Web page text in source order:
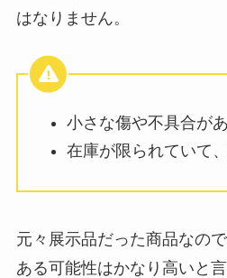
はなりません。
小さな傷や不具合が
在庫が限られていて
元々展示品だった商品なの
ある可能性はかなり高いと言